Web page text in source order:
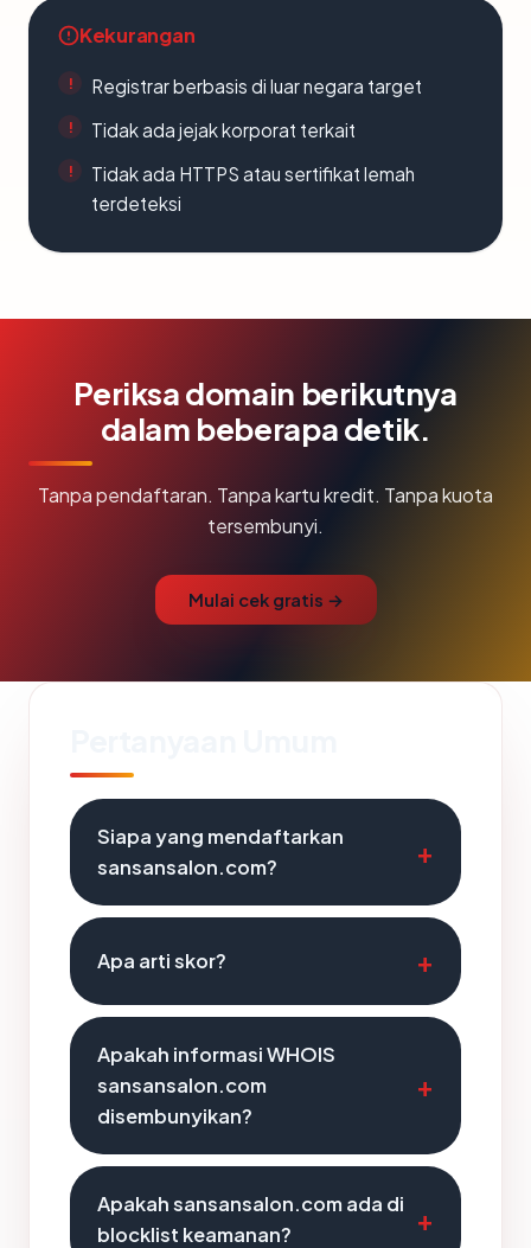
Kekurangan
Registrar berbasis di luar negara target
Tidak ada jejak korporat terkait
Tidak ada HTTPS atau sertifikat lemah
terdeteksi
Periksa domain berikutnya
dalam beberapa detik.
Tanpa pendaftaran. Tanpa kartu kredit. Tanpa kuota
tersembunyi.
Mulai cek gratis →
Siapa yang mendaftarkan
sansansalon.com?
Apa arti skor?
Apakah informasi WHOIS
sansansalon.com
disembunyikan?
Apakah sansansalon.com ada di
blocklist keamanan?